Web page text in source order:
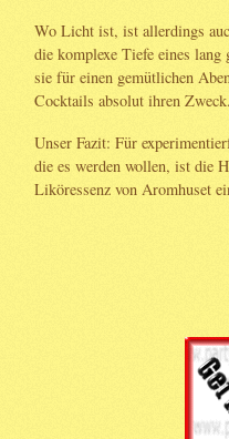
Wo Licht ist, ist allerdings
die komplexe Tiefe eines
sie für einen gemütlichen
Cocktails absolut ihren Zweck.
Unser Fazit: Für
die es werden wollen, ist die
Liköressenz von Aromhuset